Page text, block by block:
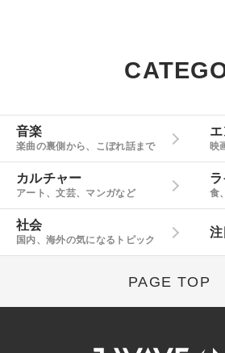
音楽
楽曲の裏側から、こぼれ話まで 映
カルチャー
アート、文芸、マンガなど 食
社会
国内、海外の気になるトピック
PAGE TOP